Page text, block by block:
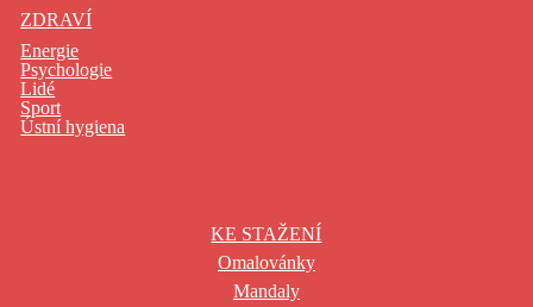
ZDRAVÍ
Energie
Psychologie
Lidé
Sport
Ústní hygiena
KE STAŽENÍ
Omalovánky
Mandaly